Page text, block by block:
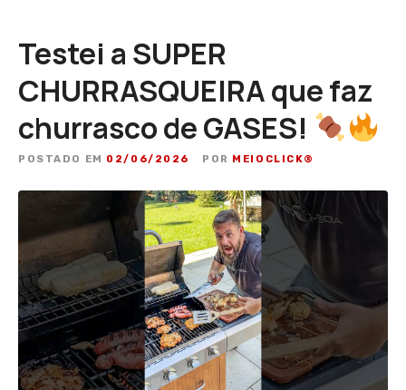
Testei a SUPER
CHURRASQUEIRA que faz
churrasco de GASES!
POSTADO EM 02/06/2026 POR MEIOCLICK®